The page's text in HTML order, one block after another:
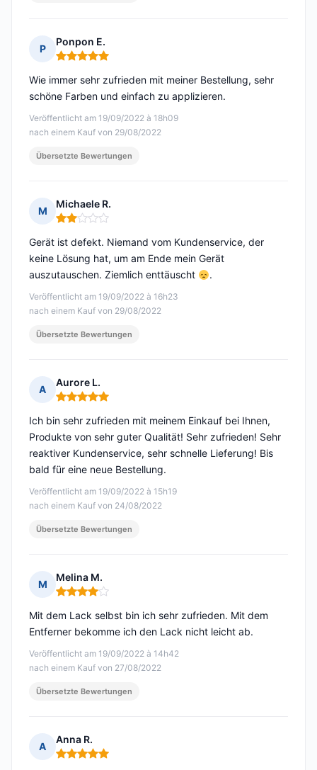
P
Ponpon E.
Hinweis: 5 von 5
Veröffentlicht am 19/09/2022 à 18h09
nach einem Kauf von 29/08/2022
Wie immer sehr zufrieden mit meiner Bestellung, sehr
schöne Farben und einfach zu applizieren.
Übersetzte Bewertungen
M
Michaele R.
Hinweis: 2 von 5
Veröffentlicht am 19/09/2022 à 16h23
nach einem Kauf von 29/08/2022
Gerät ist defekt. Niemand vom Kundenservice, der
keine Lösung hat, um am Ende mein Gerät
auszutauschen. Ziemlich enttäuscht
.
Übersetzte Bewertungen
A
Aurore L.
Hinweis: 5 von 5
Veröffentlicht am 19/09/2022 à 15h19
nach einem Kauf von 24/08/2022
Ich bin sehr zufrieden mit meinem Einkauf bei Ihnen,
Produkte von sehr guter Qualität! Sehr zufrieden! Sehr
reaktiver Kundenservice, sehr schnelle Lieferung! Bis
bald für eine neue Bestellung.
Übersetzte Bewertungen
M
Melina M.
Hinweis: 4 von 5
Veröffentlicht am 19/09/2022 à 14h42
nach einem Kauf von 27/08/2022
Mit dem Lack selbst bin ich sehr zufrieden. Mit dem
Entferner bekomme ich den Lack nicht leicht ab.
Übersetzte Bewertungen
A
Anna R.
Hinweis: 5 von 5